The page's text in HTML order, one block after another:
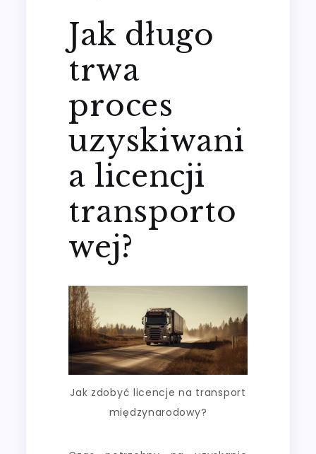
Jak długo
trwa
proces
uzyskiwani
a licencji
transporto
wej?
Jak zdobyć licencje na transport
międzynarodowy?